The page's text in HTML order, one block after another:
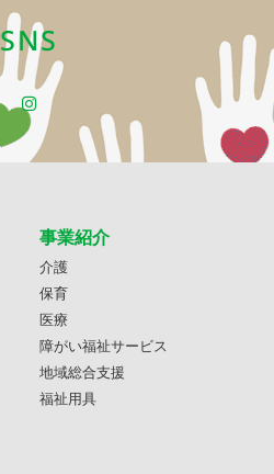
SNS
事業紹介
介護
保育
医療
障がい福祉サービス
地域総合支援
福祉用具